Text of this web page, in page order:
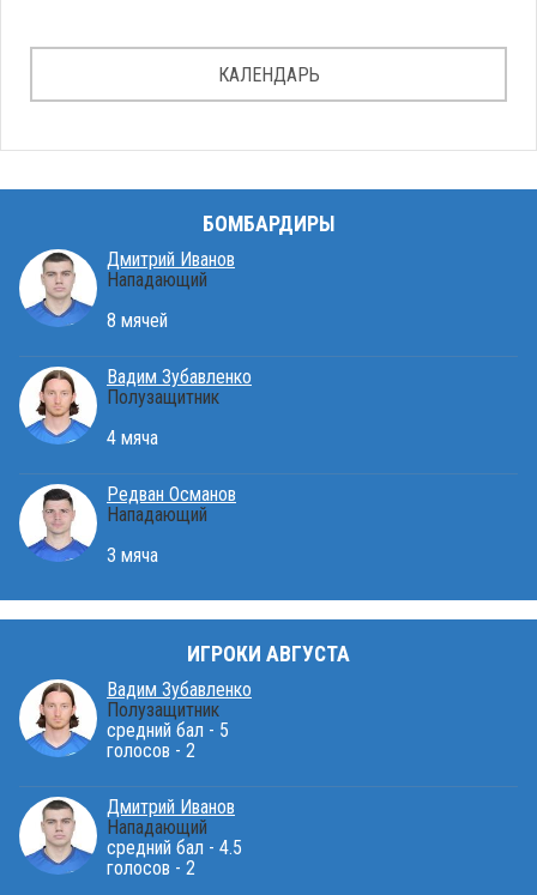
КАЛЕНДАРЬ
БОМБАРДИРЫ
Дмитрий Иванов
Нападающий
8 мячей
Вадим Зубавленко
Полузащитник
4 мяча
Редван Османов
Нападающий
3 мяча
ИГРОКИ АВГУСТА
Вадим Зубавленко
Полузащитник
средний бал - 5
голосов - 2
Дмитрий Иванов
Нападающий
средний бал - 4.5
голосов - 2